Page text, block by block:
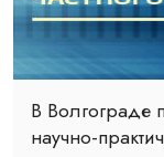
В Волгограде
научно-